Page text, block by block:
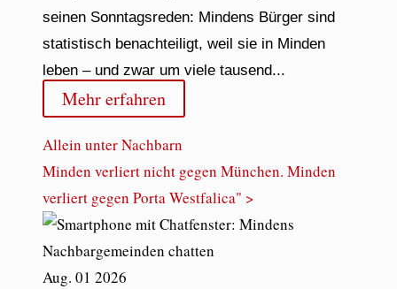
seinen Sonntagsreden: Mindens Bürger sind
statistisch benachteiligt, weil sie in Minden
leben – und zwar um viele tausend...
Mehr erfahren
Allein unter Nachbarn
Minden verliert nicht gegen München. Minden
verliert gegen Porta Westfalica" >
Aug. 01 2026